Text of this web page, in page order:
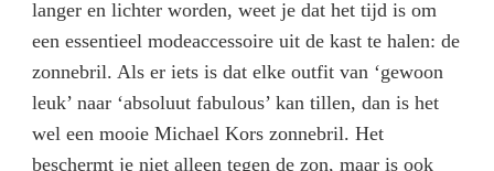
langer en lichter worden, weet je dat het tijd is om
een essentieel modeaccessoire uit de kast te halen: de
zonnebril. Als er iets is dat elke outfit van ‘gewoon
leuk’ naar ‘absoluut fabulous’ kan tillen, dan is het
wel een mooie Michael Kors zonnebril. Het
beschermt je niet alleen tegen de zon, maar is ook